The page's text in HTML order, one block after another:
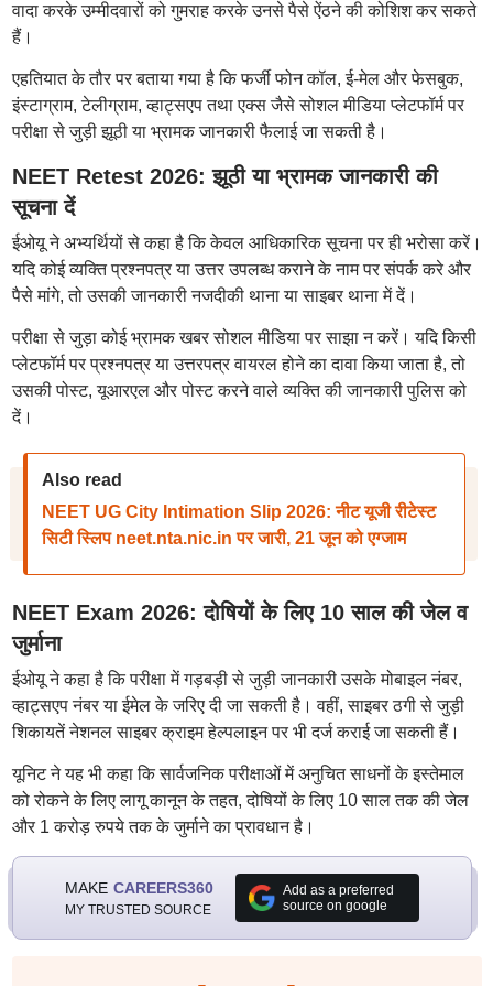
वादा करके उम्मीदवारों को गुमराह करके उनसे पैसे ऐंठने की कोशिश कर सकते
हैं।
एहतियात के तौर पर बताया गया है कि फर्जी फोन कॉल, ई-मेल और फेसबुक,
इंस्टाग्राम, टेलीग्राम, व्हाट्सएप तथा एक्स जैसे सोशल मीडिया प्लेटफॉर्म पर
परीक्षा से जुड़ी झूठी या भ्रामक जानकारी फैलाई जा सकती है।
NEET Retest 2026: झूठी या भ्रामक जानकारी की
सूचना दें
ईओयू ने अभ्यर्थियों से कहा है कि केवल आधिकारिक सूचना पर ही भरोसा करें।
यदि कोई व्यक्ति प्रश्नपत्र या उत्तर उपलब्ध कराने के नाम पर संपर्क करे और
पैसे मांगे, तो उसकी जानकारी नजदीकी थाना या साइबर थाना में दें।
परीक्षा से जुड़ा कोई भ्रामक खबर सोशल मीडिया पर साझा न करें। यदि किसी
प्लेटफॉर्म पर प्रश्नपत्र या उत्तरपत्र वायरल होने का दावा किया जाता है, तो
उसकी पोस्ट, यूआरएल और पोस्ट करने वाले व्यक्ति की जानकारी पुलिस को
दें।
Also read
NEET UG City Intimation Slip 2026: नीट यूजी रीटेस्ट
सिटी स्लिप neet.nta.nic.in पर जारी, 21 जून को एग्जाम
NEET Exam 2026: दोषियों के लिए 10 साल की जेल व
जुर्माना
ईओयू ने कहा है कि परीक्षा में गड़बड़ी से जुड़ी जानकारी उसके मोबाइल नंबर,
व्हाट्सएप नंबर या ईमेल के जरिए दी जा सकती है। वहीं, साइबर ठगी से जुड़ी
शिकायतें नेशनल साइबर क्राइम हेल्पलाइन पर भी दर्ज कराई जा सकती हैं।
यूनिट ने यह भी कहा कि सार्वजनिक परीक्षाओं में अनुचित साधनों के इस्तेमाल
को रोकने के लिए लागू कानून के तहत, दोषियों के लिए 10 साल तक की जेल
और 1 करोड़ रुपये तक के जुर्माने का प्रावधान है।
MAKE CAREERS360
MY TRUSTED SOURCE
Add as a preferred
source on google